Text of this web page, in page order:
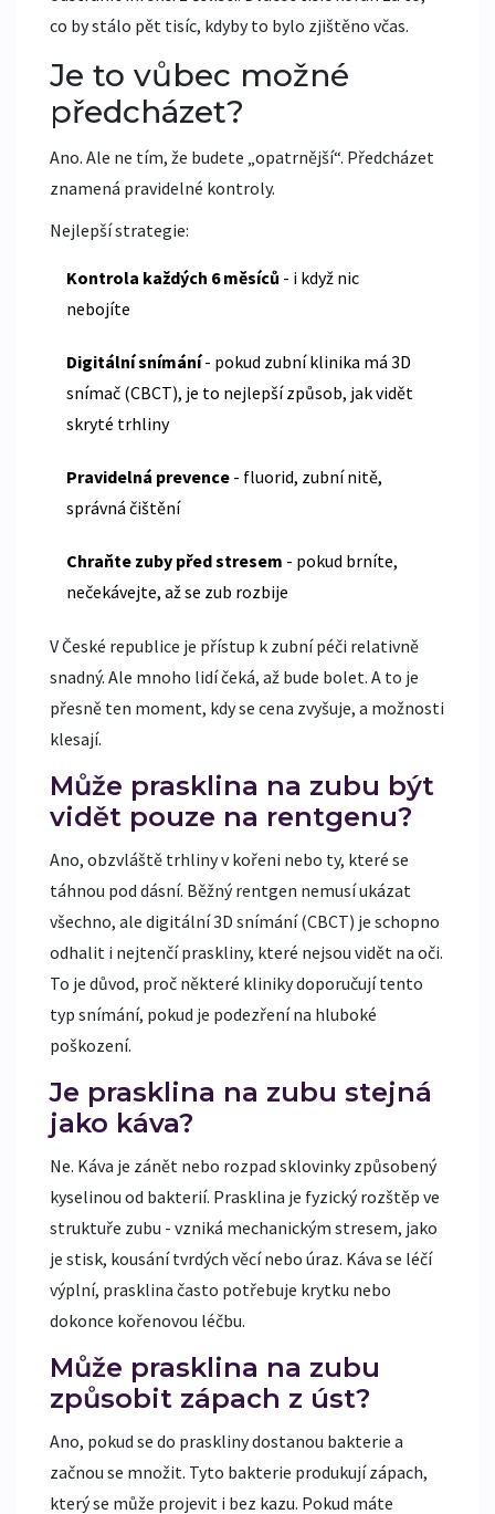
co by stálo pět tisíc, kdyby to bylo zjištěno včas.
Je to vůbec možné
předcházet?
Ano. Ale ne tím, že budete „opatrnější“. Předcházet
znamená pravidelné kontroly.
Nejlepší strategie:
Kontrola každých 6 měsíců - i když nic
nebojíte
Digitální snímání- pokud zubní klinika má 3D
snímač (CBCT), je to nejlepší způsob, jak vidět
skryté trhliny
Pravidelná prevence - fluorid, zubní nitě,
správná čištění
Chraňte zuby před stresem - pokud brníte,
nečekávejte, až se zub rozbije
V České republice je přístup k zubní péči relativně
snadný. Ale mnoho lidí čeká, až bude bolet. A to je
přesně ten moment, kdy se cena zvyšuje, a možnosti
klesají.
Může prasklina na zubu být
vidět pouze na rentgenu?
Ano, obzvláště trhliny v kořeni nebo ty, které se
táhnou pod dásní. Běžný rentgen nemusí ukázat
všechno, ale digitální 3D snímání (CBCT) je schopno
odhalit i nejtenčí praskliny, které nejsou vidět na oči.
To je důvod, proč některé kliniky doporučují tento
typ snímání, pokud je podezření na hluboké
poškození.
Je prasklina na zubu stejná
jako káva?
Ne. Káva je zánět nebo rozpad sklovinky způsobený
kyselinou od bakterií. Prasklina je fyzický rozštěp ve
struktuře zubu - vzniká mechanickým stresem, jako
je stisk, kousání tvrdých věcí nebo úraz. Káva se léčí
výplní, prasklina často potřebuje krytku nebo
dokonce kořenovou léčbu.
Může prasklina na zubu
způsobit zápach z úst?
Ano, pokud se do praskliny dostanou bakterie a
začnou se množit. Tyto bakterie produkují zápach,
který se může projevit i bez kazu. Pokud máte